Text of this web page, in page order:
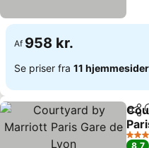
Af 958 kr.
Se priser fra 11 hjemmesider
Del
4
8,7